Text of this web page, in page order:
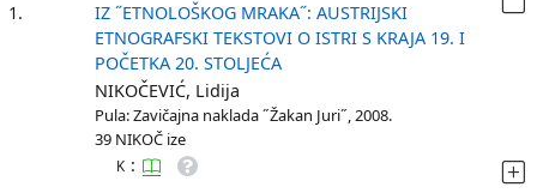
1.
IZ ˝ETNOLOŠKOG MRAKA˝: AUSTRIJSKI
ETNOGRAFSKI TEKSTOVI O ISTRI S KRAJA 19. I
POČETKA 20. STOLJEĆA
NIKOČEVIĆ, Lidija
Pula: Zavičajna naklada ˝Žakan Juri˝, 2008.
39 NIKOČ ize
K :